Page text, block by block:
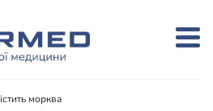
морква